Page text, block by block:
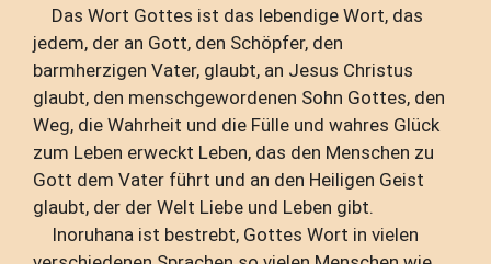
Das Wort Gottes ist das lebendige Wort, das
jedem, der an Gott, den Schöpfer, den
barmherzigen Vater, glaubt, an Jesus Christus
glaubt, den menschgewordenen Sohn Gottes, den
Weg, die Wahrheit und die Fülle und wahres Glück
zum Leben erweckt Leben, das den Menschen zu
Gott dem Vater führt und an den Heiligen Geist
glaubt, der der Welt Liebe und Leben gibt.
Inoruhana ist bestrebt, Gottes Wort in vielen